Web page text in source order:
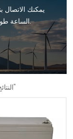
يمكنك الاتصال
الساعة طوال أيام الأسبوع عبر البريد الإلكتروني أو الهاتف.
4 النتائج التي تم العثور عليها ل "بطارية جل دورة عميقة"